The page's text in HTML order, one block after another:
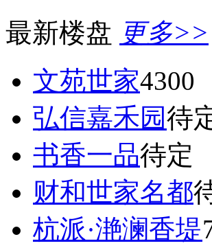
最新楼盘 更多>>
文苑世家4300
弘信嘉禾园待
书香一品待定
财和世家名都
杭派·滟澜香堤